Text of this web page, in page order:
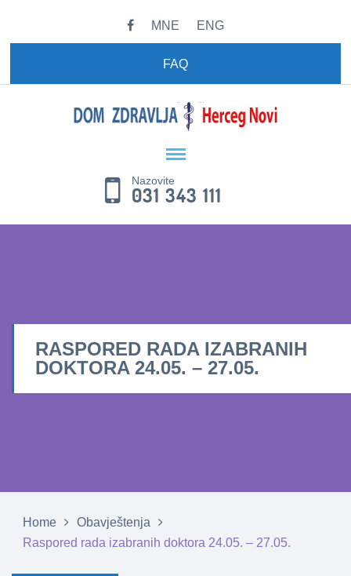
MNE ENG
FAQ
Nazovite
031 343 111
RASPORED RADA IZABRANIH
DOKTORA 24.05. – 27.05.
Home
Obavještenja
Raspored rada izabranih doktora 24.05. – 27.05.